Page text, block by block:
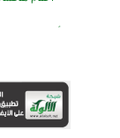
منطقة
أكبر مشروع